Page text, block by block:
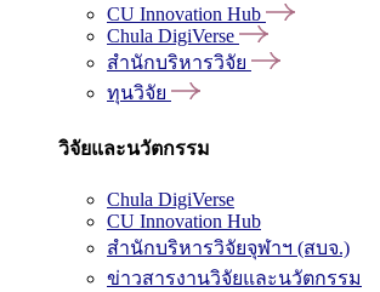
CU Innovation Hub
Chula DigiVerse
สำนักบริหารวิจัย
ทุนวิจัย
วิจัยและนวัตกรรม
Chula DigiVerse
CU Innovation Hub
สำนักบริหารวิจัยจุฬาฯ (สบจ.)
ข่าวสารงานวิจัยและนวัตกรรม